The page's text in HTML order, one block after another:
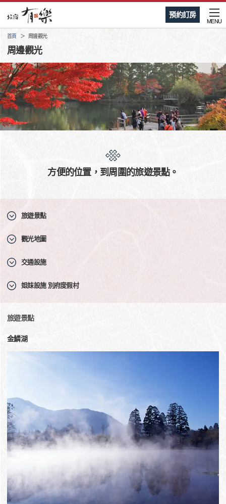
預約訂房
MENU
首頁 周邊觀光
周邊觀光
方便的位置，到周圍的旅遊景點。
旅遊景點
觀光地圖
交通設施
姐妹設施 別府度假村
旅遊景點
金鱗湖